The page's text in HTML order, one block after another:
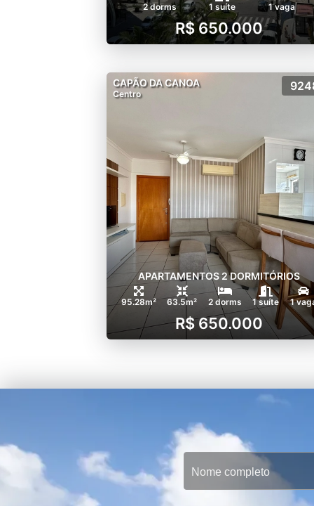
2 dorms 1 suíte 1 vaga
R$ 650.000
CAPÃO DA CANOA
Centro
APARTAMENTOS 2 DORMITÓRIOS
95.28m² 63.5m² 2 dorms 1 suíte 1
R$ 650.000